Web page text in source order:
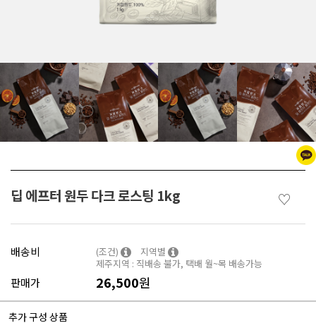
딥 에프터 원두 다크 로스팅 1kg ♡
배송비 (조건)
지역별
제주지역 : 직배송 불가, 택배 월~목 배송가능
판매가 26,500원
추가 구성 상품